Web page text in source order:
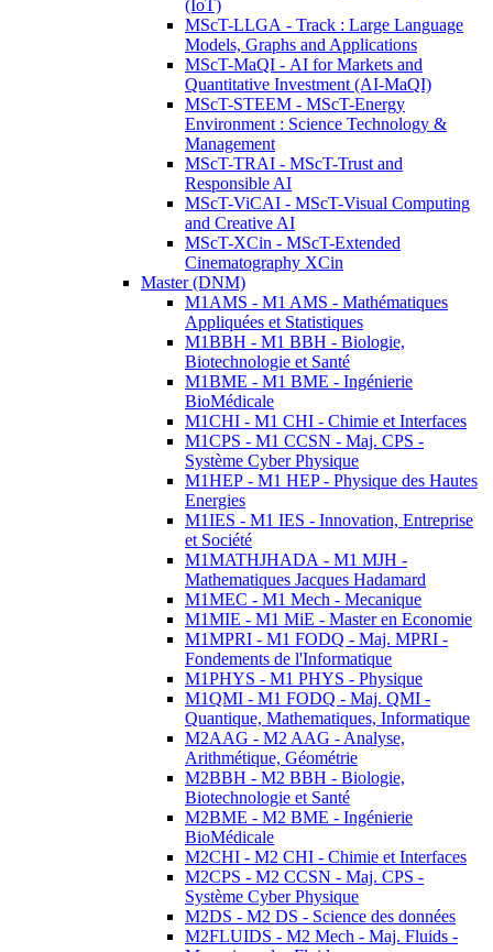
(IoT)
MScT-LLGA - Track : Large Language
Models, Graphs and Applications
MScT-MaQI - AI for Markets and
Quantitative Investment (AI-MaQI)
MScT-STEEM - MScT-Energy
Environment : Science Technology &
Management
MScT-TRAI - MScT-Trust and
Responsible AI
MScT-ViCAI - MScT-Visual Computing
and Creative AI
MScT-XCin - MScT-Extended
Cinematography XCin
Master (DNM)
M1AMS - M1 AMS - Mathématiques
Appliquées et Statistiques
M1BBH - M1 BBH - Biologie,
Biotechnologie et Santé
M1BME - M1 BME - Ingénierie
BioMédicale
M1CHI - M1 CHI - Chimie et Interfaces
M1CPS - M1 CCSN - Maj. CPS -
Système Cyber Physique
M1HEP - M1 HEP - Physique des Hautes
Energies
M1IES - M1 IES - Innovation, Entreprise
et Société
M1MATHJHADA - M1 MJH -
Mathematiques Jacques Hadamard
M1MEC - M1 Mech - Mecanique
M1MIE - M1 MiE - Master en Economie
M1MPRI - M1 FODQ - Maj. MPRI -
Fondements de l'Informatique
M1PHYS - M1 PHYS - Physique
M1QMI - M1 FODQ - Maj. QMI -
Quantique, Mathematiques, Informatique
M2AAG - M2 AAG - Analyse,
Arithmétique, Géométrie
M2BBH - M2 BBH - Biologie,
Biotechnologie et Santé
M2BME - M2 BME - Ingénierie
BioMédicale
M2CHI - M2 CHI - Chimie et Interfaces
M2CPS - M2 CCSN - Maj. CPS -
Système Cyber Physique
M2DS - M2 DS - Science des données
M2FLUIDS - M2 Mech - Maj. Fluids -